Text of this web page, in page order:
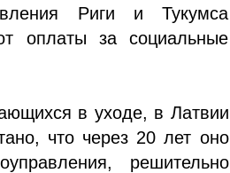
Риги и Тукумса
оплаты за социальные
в уходе, в Латвии
что через 20 лет оно
решительно